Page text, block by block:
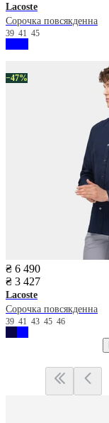
Lacoste
Сорочка повсякденна
39 41 45
−47%
₴ 6 490
₴ 3 427
Lacoste
Сорочка повсякденна
39 41 43 45 46